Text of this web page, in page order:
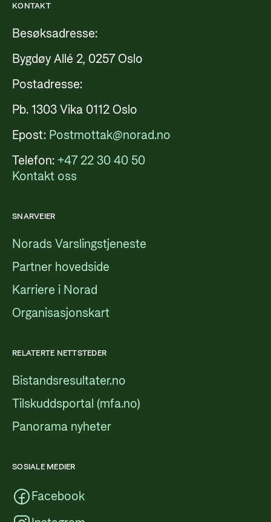
KONTAKT
Besøksadresse:
Bygdøy Allé 2, 0257 Oslo
Postadresse:
Pb. 1303 Vika 0112 Oslo
Epost: Postmottak@norad.no
Telefon: +47 22 30 40 50
Kontakt oss
SNARVEIER
Norads Varslingstjeneste
Partner hovedside
Karriere i Norad
Organisasjonskart
RELATERTE NETTSTEDER
Bistandsresultater.no
Tilskuddsportal (mfa.no)
Panorama nyheter
SOSIALE MEDIER
Facebook